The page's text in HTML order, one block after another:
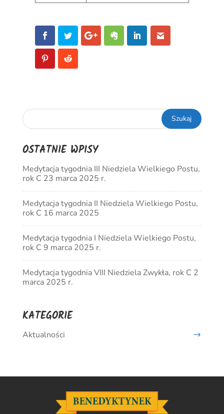
OSTATNIE WPISY
Medytacja tygodnia III Niedziela Wielkiego Postu,
rok C 23 marca 2025 r.
Medytacja tygodnia II Niedziela Wielkiego Postu,
rok C 16 marca 2025
Medytacja tygodnia I Niedziela Wielkiego Postu,
rok C 9 marca 2025 r.
Medytacja tygodnia VIII Niedziela Zwykła, rok C 2
marca 2025 r.
KATEGORIE
Aktualności